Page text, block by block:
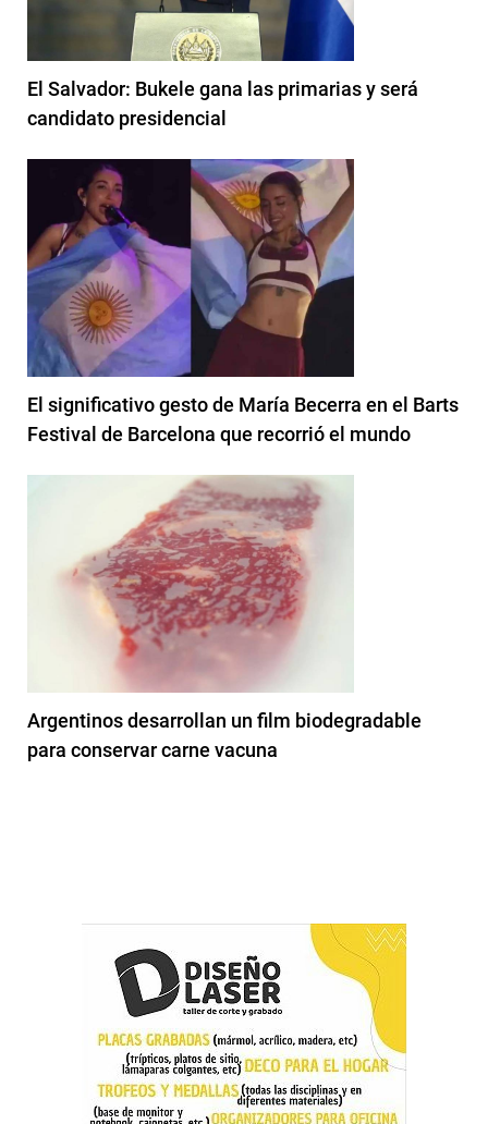
El Salvador: Bukele gana las primarias y será
candidato presidencial
El significativo gesto de María Becerra en el Barts
Festival de Barcelona que recorrió el mundo
Argentinos desarrollan un film biodegradable
para conservar carne vacuna